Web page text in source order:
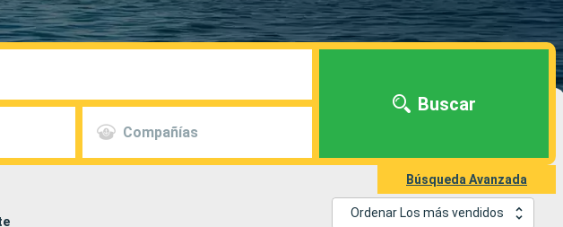
Compañías
Buscar
Búsqueda Avanzada
Ordenar Los más vendidos